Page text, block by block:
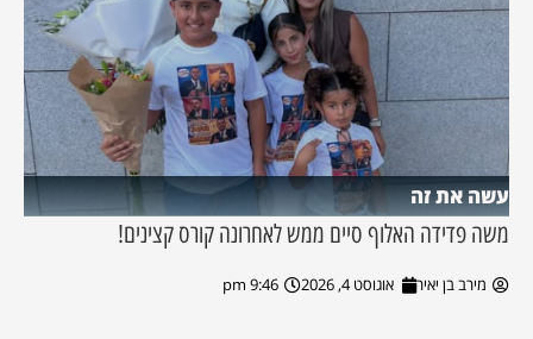
עשה את זה
משה פדידה האלוף סיים ממש לאחרונה קורס קצינים!
מירב בן יאיר אוגוסט 4, 2026 9:46 pm